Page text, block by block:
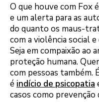
O que houve com Fox
e um alerta para as
do quanto os maus-
com a violência social
Seja em compaixão ao
proteção humana.
com pessoas também.
é indício de psicopatia
casos como prevenção